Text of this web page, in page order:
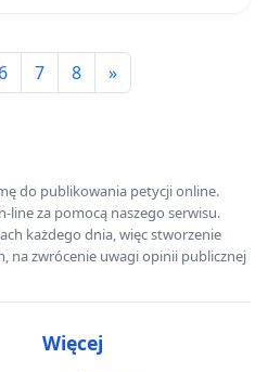
6 7 8 »
do publikowania petycji online.
line za pomocą naszego serwisu.
każdego dnia, więc stworzenie
na zwrócenie uwagi opinii publicznej
Więcej